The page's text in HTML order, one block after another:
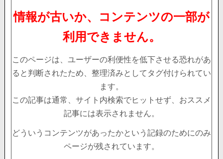
情報が古いか、コンテンツの一部が
利用できません。
このページは、ユーザーの利便性を低下させる恐れがあ
ると判断されたため、整理済みとしてタグ付けられてい
ます。
この記事は通常、サイト内検索でヒットせず、おススメ
記事には表示されません。
どういうコンテンツがあったかという記録のためにのみ
ページが残されています。